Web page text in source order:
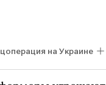
на Украине